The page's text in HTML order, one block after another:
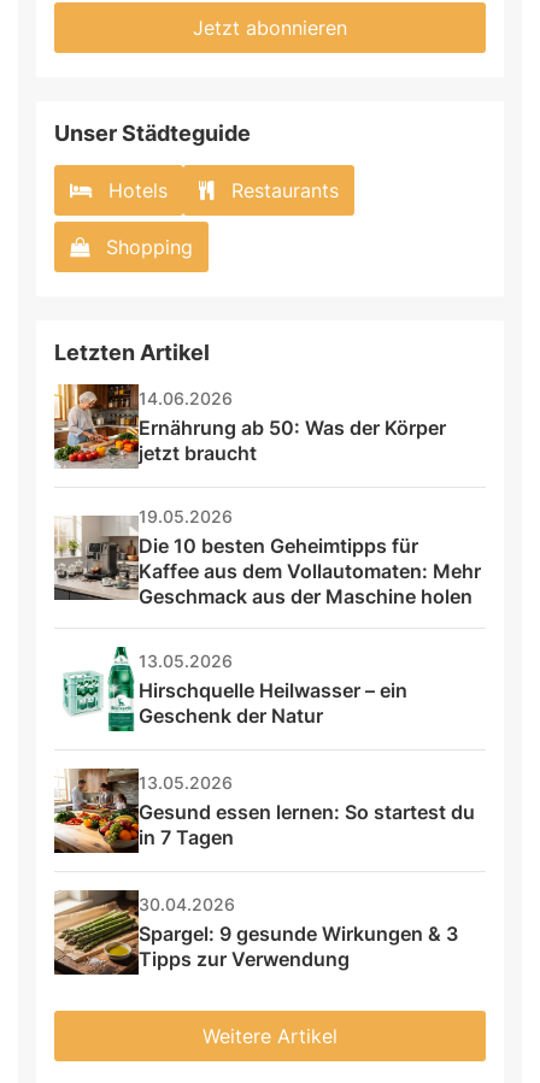
Jetzt abonnieren
Unser Städteguide
Hotels Restaurants
Shopping
Letzten Artikel
14.06.2026
Ernährung ab 50: Was der Körper
jetzt braucht
19.05.2026
Die 10 besten Geheimtipps für
Kaffee aus dem Vollautomaten: Mehr
Geschmack aus der Maschine holen
13.05.2026
Hirschquelle Heilwasser – ein
Geschenk der Natur
13.05.2026
Gesund essen lernen: So startest du
in 7 Tagen
30.04.2026
Spargel: 9 gesunde Wirkungen & 3
Tipps zur Verwendung
Weitere Artikel